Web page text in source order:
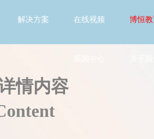
解决方案 在线视频 博恒
情内容